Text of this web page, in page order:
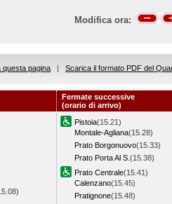
Modifica ora:
questa pagina | Scarica il formato PDF del
Fermate successive
(orario di arrivo)
Pistoia(15.21)
Montale-Agliana(15.28)
Prato Borgonuovo(15.33)
Prato Porta Al S. (15.38)
Prato Centrale(15.41)
Calenzano(15.45)
Pratignone(15.48)